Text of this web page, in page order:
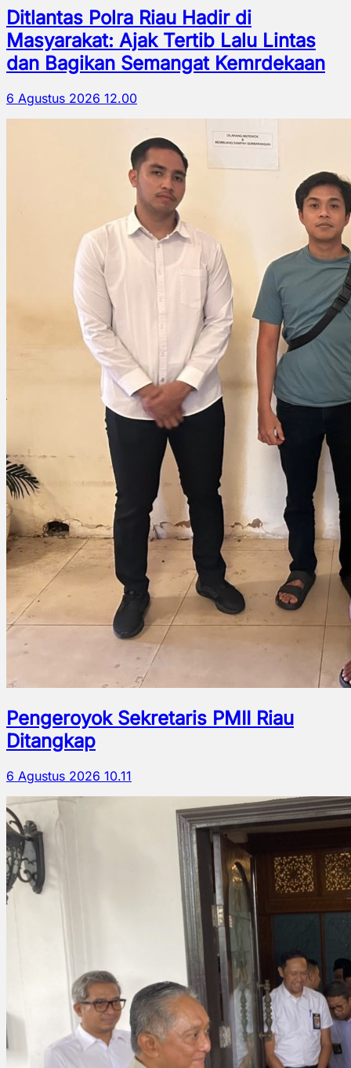
Ditlantas Polra Riau Hadir di
Masyarakat: Ajak Tertib Lalu Lintas
dan Bagikan Semangat Kemrdekaan
6 Agustus 2026 12.00
Pengeroyok Sekretaris PMII Riau
Ditangkap
6 Agustus 2026 10.11